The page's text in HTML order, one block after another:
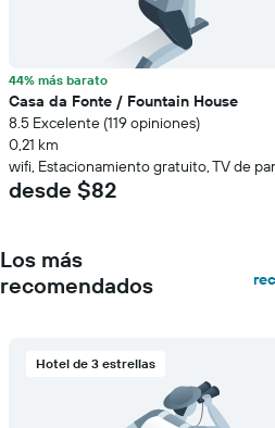
44% más barato
Casa da Fonte / Fountain House
8.5 Excelente (119 opiniones)
0,21 km
wifi, Estacionamiento gratuito, TV de
desde $82
Los más
recomendados
Hotel de 3 estrellas